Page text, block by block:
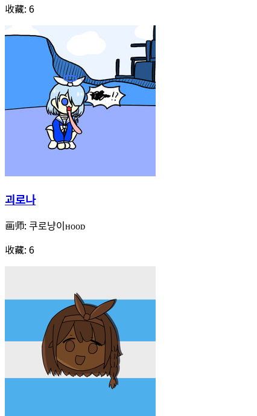
收藏: 6
괴로나
画师: 쿠로냥이ʜᴏᴏᴅ
收藏: 6